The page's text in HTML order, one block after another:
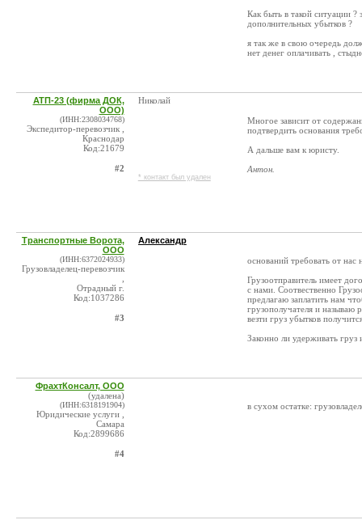
Как быть в такой ситуации ?
дополнительных убытков ?
я так же в свою очередь
нет денег оплачивать ,
АТП-23 (фирма ДОК,
ООО)
(ИНН:2308034768)
Экспедитор-перевозчик ,
Краснодар
Код:21679
#2
Николай
* контакт был удален
Многое зависит от
подтвердить основания
А дальше вам к юристу.
Антон.
Транспортные Ворота,
ООО
(ИНН:6372024933)
Грузовладелец-перевозчик
Отрадный г.
Код:1037286
#3
Александр
оснований требовать от нас
Грузоотправитель имеет
с нами. Соотвественно
предлагаю заплатить нам
грузополучателя и называю
везти груз убытков
Законно ли удерживать
ФрахтКонсалт, ООО
(удалена)
(ИНН:6318191904)
Юридические услуги ,
Самара
Код:2899686
#4
в сухом остатке: